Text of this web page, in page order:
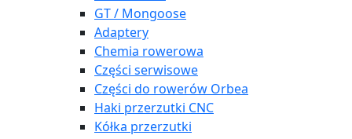
GT / Mongoose
Adaptery
Chemia rowerowa
Części serwisowe
Części do rowerów Orbea
Haki przerzutki CNC
Kółka przerzutki